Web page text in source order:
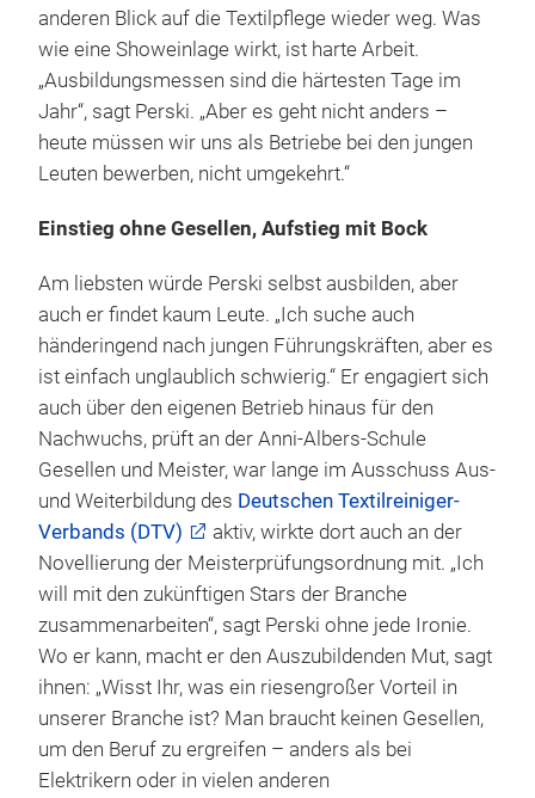
anderen Blick auf die Textilpflege wieder weg. Was
wie eine Showeinlage wirkt, ist harte Arbeit.
„Ausbildungsmessen sind die härtesten Tage im
Jahr“, sagt Perski. „Aber es geht nicht anders –
heute müssen wir uns als Betriebe bei den jungen
Leuten bewerben, nicht umgekehrt.“
Einstieg ohne Gesellen, Aufstieg mit Bock
Am liebsten würde Perski selbst ausbilden, aber
auch er findet kaum Leute. „Ich suche auch
händeringend nach jungen Führungskräften, aber es
ist einfach unglaublich schwierig.“ Er engagiert sich
auch über den eigenen Betrieb hinaus für den
Nachwuchs, prüft an der Anni-Albers-Schule
Gesellen und Meister, war lange im Ausschuss Aus-
und Weiterbildung des Deutschen Textilreiniger-
Verbands (DTV)
aktiv, wirkte dort auch an der
Novellierung der Meisterprüfungsordnung mit. „Ich
will mit den zukünftigen Stars der Branche
zusammenarbeiten“, sagt Perski ohne jede Ironie.
Wo er kann, macht er den Auszubildenden Mut, sagt
ihnen: „Wisst Ihr, was ein riesengroßer Vorteil in
unserer Branche ist? Man braucht keinen Gesellen,
um den Beruf zu ergreifen – anders als bei
Elektrikern oder in vielen anderen